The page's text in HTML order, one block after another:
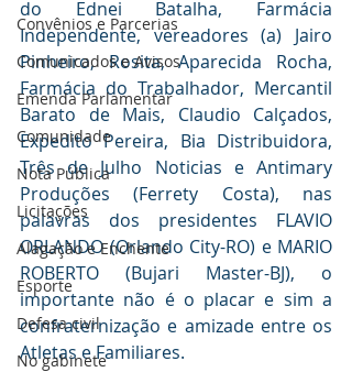
Convênios e Parcerias
Comunicados e Avisos
Emenda Parlamentar
Comunidade
Nota Pública
Licitações
Alagação e Enchente
Esporte
Defesa civil
No gabinete
do Ednei Batalha, Farmácia
Independente, vereadores (a) Jairo
Pinheiro, Rosita, Aparecida Rocha,
Farmácia do Trabalhador, Mercantil
Barato de Mais, Claudio Calçados,
Expedito Pereira, Bia Distribuidora,
Três de Julho Noticias e Antimary
Produções (Ferrety Costa), nas
palavras dos presidentes FLAVIO
ORLANDO (Orlando City-RO) e MARIO
ROBERTO (Bujari Master-BJ), o
importante não é o placar e sim a
confraternização e amizade entre os
Atletas e Familiares.